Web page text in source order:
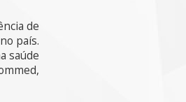
de
país.
saúde